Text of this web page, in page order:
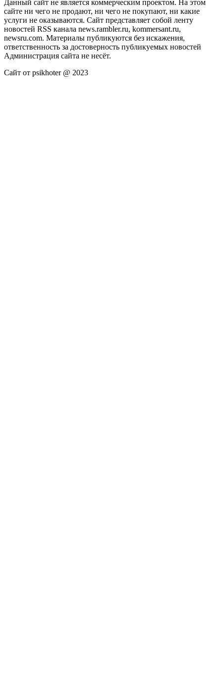
Данный сайт не является коммерческим проектом. На этом
сайте ни чего не продают, ни чего не покупают, ни какие
услуги не оказываются. Сайт представляет собой ленту
новостей RSS канала news.rambler.ru, kommersant.ru,
newsru.com. Материалы публикуются без искажения,
ответственность за достоверность публикуемых новостей
Администрация сайта не несёт.
Сайт от psikhoter @ 2023